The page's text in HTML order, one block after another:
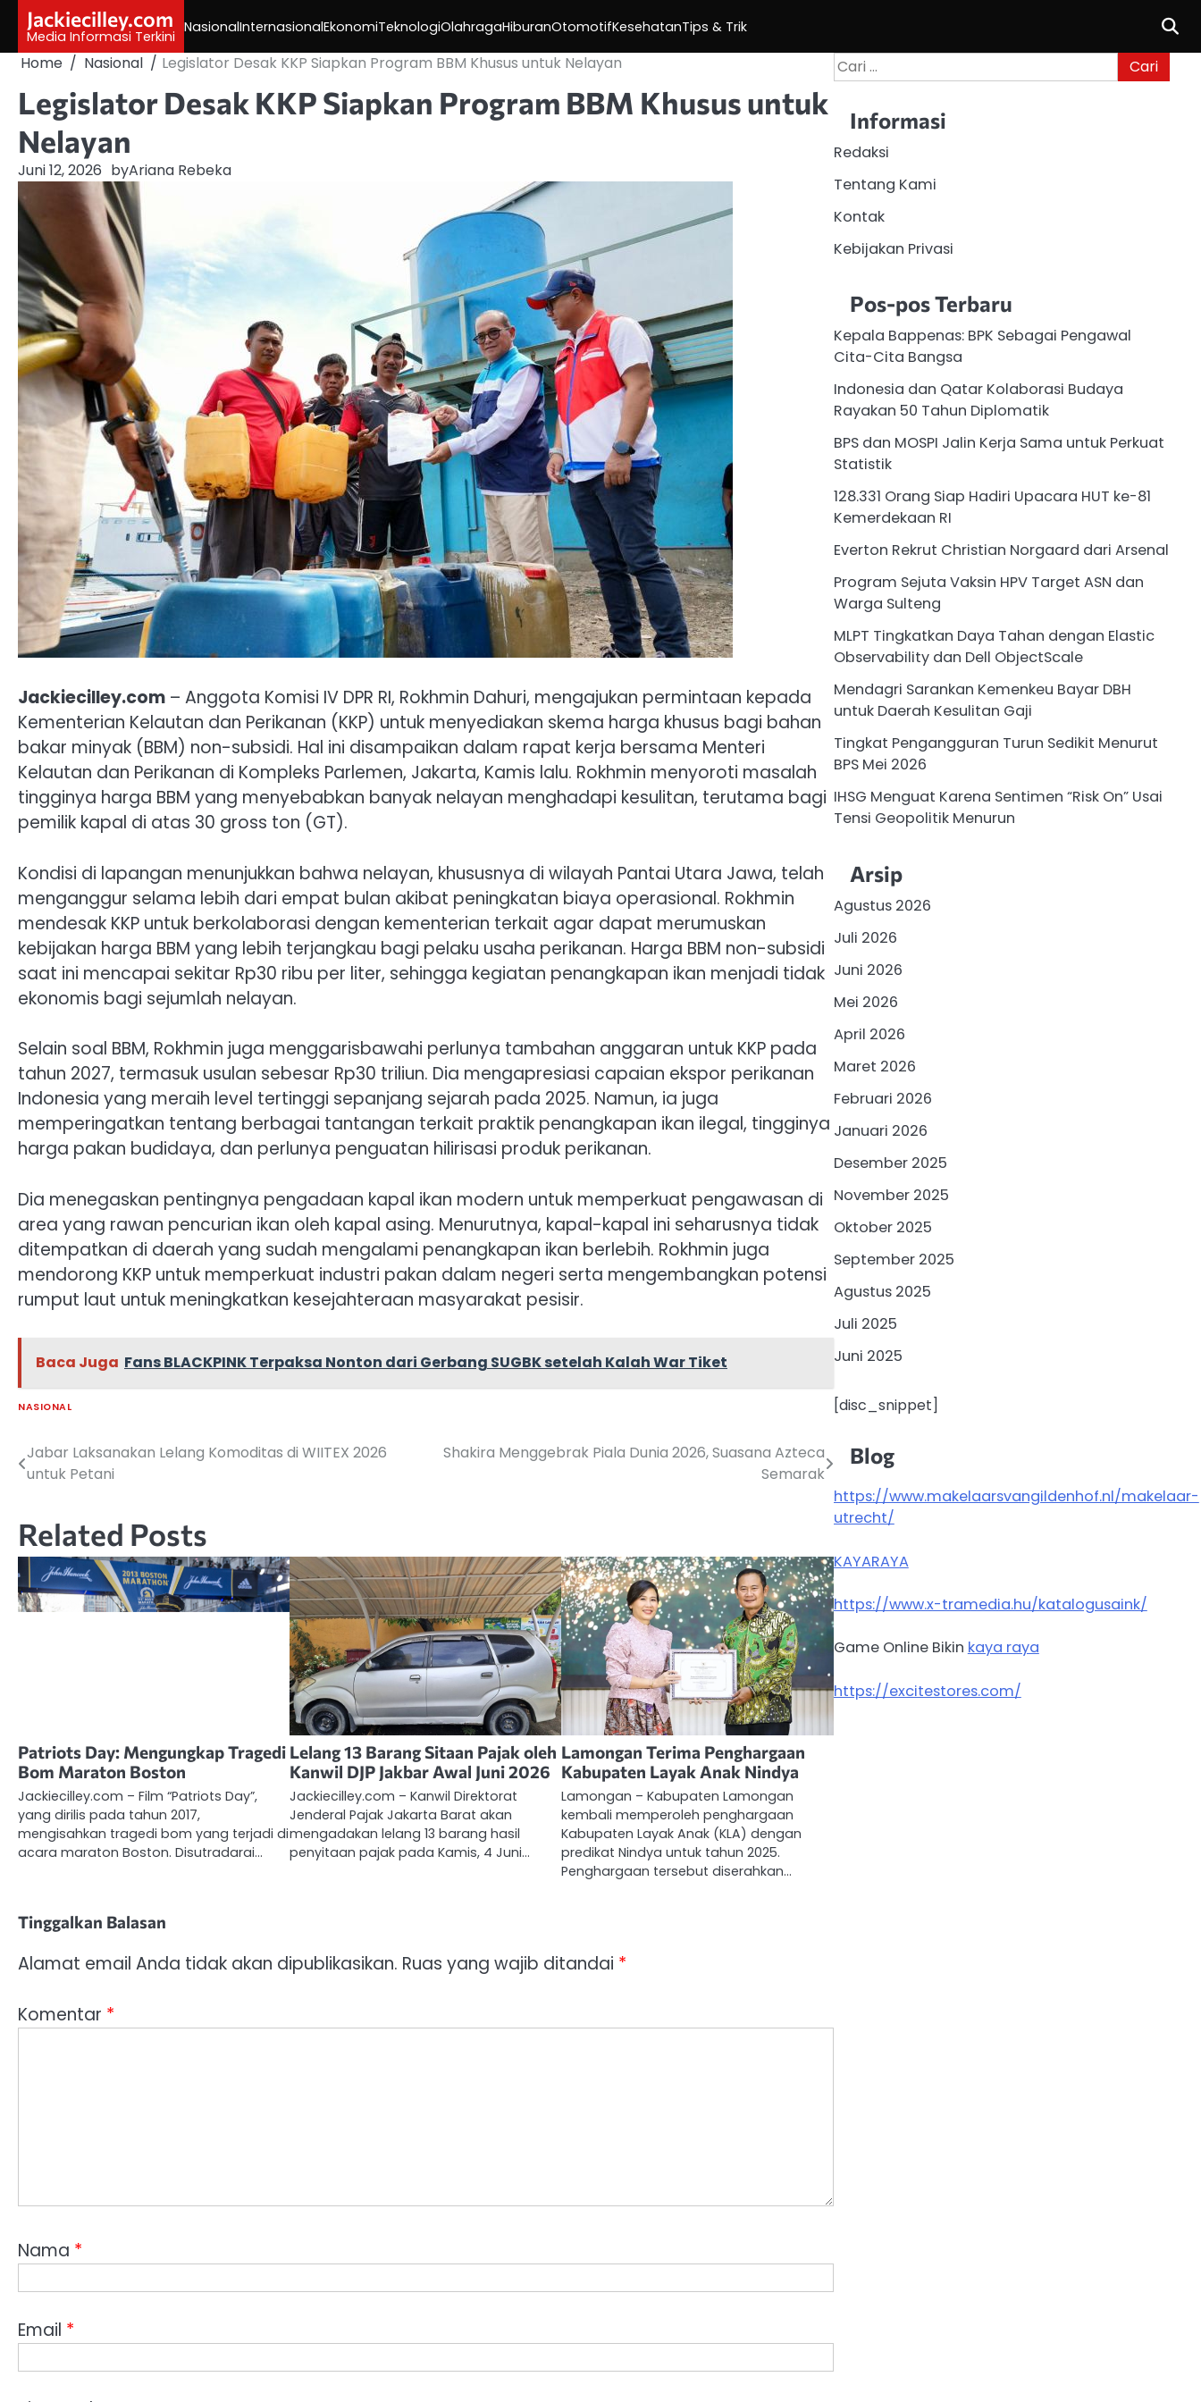
content
Jackiecilley.com
Media Informasi Terkini
NasionalInternasionalEkonomiTeknologiOlahragaHiburanOtomotifKesehatanTips & Trik
Home Nasional Legislator Desak KKP Siapkan Program BBM Khusus untuk Nelayan
Legislator Desak KKP Siapkan Program BBM Khusus untuk
Nelayan
Juni 12, 2026 byAriana Rebeka
Jackiecilley.com – Anggota Komisi IV DPR RI, Rokhmin Dahuri, mengajukan permintaan kepada
Kementerian Kelautan dan Perikanan (KKP) untuk menyediakan skema harga khusus bagi bahan
bakar minyak (BBM) non-subsidi. Hal ini disampaikan dalam rapat kerja bersama Menteri
Kelautan dan Perikanan di Kompleks Parlemen, Jakarta, Kamis lalu. Rokhmin menyoroti masalah
tingginya harga BBM yang menyebabkan banyak nelayan menghadapi kesulitan, terutama bagi
pemilik kapal di atas 30 gross ton (GT).
Kondisi di lapangan menunjukkan bahwa nelayan, khususnya di wilayah Pantai Utara Jawa, telah
menganggur selama lebih dari empat bulan akibat peningkatan biaya operasional. Rokhmin
mendesak KKP untuk berkolaborasi dengan kementerian terkait agar dapat merumuskan
kebijakan harga BBM yang lebih terjangkau bagi pelaku usaha perikanan. Harga BBM non-subsidi
saat ini mencapai sekitar Rp30 ribu per liter, sehingga kegiatan penangkapan ikan menjadi tidak
ekonomis bagi sejumlah nelayan.
Selain soal BBM, Rokhmin juga menggarisbawahi perlunya tambahan anggaran untuk KKP pada
tahun 2027, termasuk usulan sebesar Rp30 triliun. Dia mengapresiasi capaian ekspor perikanan
Indonesia yang meraih level tertinggi sepanjang sejarah pada 2025. Namun, ia juga
memperingatkan tentang berbagai tantangan terkait praktik penangkapan ikan ilegal, tingginya
harga pakan budidaya, dan perlunya penguatan hilirisasi produk perikanan.
Dia menegaskan pentingnya pengadaan kapal ikan modern untuk memperkuat pengawasan di
area yang rawan pencurian ikan oleh kapal asing. Menurutnya, kapal-kapal ini seharusnya tidak
ditempatkan di daerah yang sudah mengalami penangkapan ikan berlebih. Rokhmin juga
mendorong KKP untuk memperkuat industri pakan dalam negeri serta mengembangkan potensi
rumput laut untuk meningkatkan kesejahteraan masyarakat pesisir.
Baca Juga Fans BLACKPINK Terpaksa Nonton dari Gerbang SUGBK setelah Kalah War Tiket
NASIONAL
Navigasi
Jabar Laksanakan Lelang Komoditas di WIITEX 2026
untuk Petani
Shakira Menggebrak Piala Dunia 2026, Suasana Azteca
Semarak
Related Posts
Patriots Day: Mengungkap Tragedi
Bom Maraton Boston
Jackiecilley.com – Film “Patriots Day”,
yang dirilis pada tahun 2017,
mengisahkan tragedi bom yang terjadi di
acara maraton Boston. Disutradarai…
Lelang 13 Barang Sitaan Pajak oleh
Kanwil DJP Jakbar Awal Juni 2026
Jackiecilley.com – Kanwil Direktorat
Jenderal Pajak Jakarta Barat akan
mengadakan lelang 13 barang hasil
penyitaan pajak pada Kamis, 4 Juni…
Lamongan Terima Penghargaan
Kabupaten Layak Anak Nindya
Lamongan – Kabupaten Lamongan
kembali memperoleh penghargaan
Kabupaten Layak Anak (KLA) dengan
predikat Nindya untuk tahun 2025.
Penghargaan tersebut diserahkan…
Tinggalkan Balasan
Alamat email Anda tidak akan dipublikasikan. Ruas yang wajib ditandai *
Komentar *
Nama *
Email *
Cari
untuk:
Informasi
Redaksi
Tentang Kami
Kontak
Kebijakan Privasi
Pos-pos Terbaru
Kepala Bappenas: BPK Sebagai Pengawal
Cita-Cita Bangsa
Indonesia dan Qatar Kolaborasi Budaya
Rayakan 50 Tahun Diplomatik
BPS dan MOSPI Jalin Kerja Sama untuk Perkuat
Statistik
128.331 Orang Siap Hadiri Upacara HUT ke-81
Kemerdekaan RI
Everton Rekrut Christian Norgaard dari Arsenal
Program Sejuta Vaksin HPV Target ASN dan
Warga Sulteng
MLPT Tingkatkan Daya Tahan dengan Elastic
Observability dan Dell ObjectScale
Mendagri Sarankan Kemenkeu Bayar DBH
untuk Daerah Kesulitan Gaji
Tingkat Pengangguran Turun Sedikit Menurut
BPS Mei 2026
IHSG Menguat Karena Sentimen “Risk On” Usai
Tensi Geopolitik Menurun
Arsip
Agustus 2026
Juli 2026
Juni 2026
Mei 2026
April 2026
Maret 2026
Februari 2026
Januari 2026
Desember 2025
November 2025
Oktober 2025
September 2025
Agustus 2025
Juli 2025
Juni 2025
[disc_snippet]
Blog
https://www.makelaarsvangildenhof.nl/makelaar-
utrecht/
KAYARAYA
https://www.x-tramedia.hu/katalogusaink/
Game Online Bikin kaya raya
https://excitestores.com/